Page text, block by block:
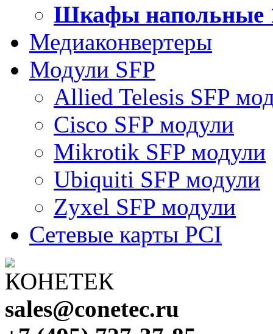
Шкафы напольные
Медиаконвертеры
Модули SFP
Allied Telesis SFP
Cisco SFP модули
Mikrotik SFP модули
Ubiquiti SFP модули
Zyxel SFP модули
Сетевые карты PCI
sales@conetec.ru